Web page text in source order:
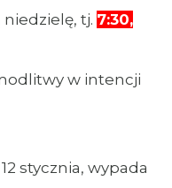
niedzielę, tj. 7:30,
w intencji
stycznia, wypada